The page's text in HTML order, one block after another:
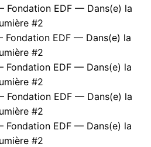
Fondation EDF — Dans(e) la
#2
Fondation EDF — Dans(e) la
#2
Fondation EDF — Dans(e) la
#2
Fondation EDF — Dans(e) la
#2
Fondation EDF — Dans(e) la
#2